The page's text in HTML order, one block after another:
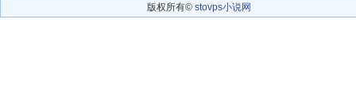
版权所有© stovps小说网